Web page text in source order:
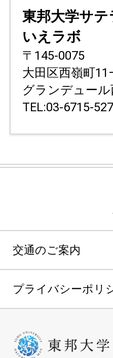
東邦大学サ
いえラボ
〒145-0075
大田区西嶺町
グランデュー
TEL:03-6715-
交通のご案内
プライバシーポリ